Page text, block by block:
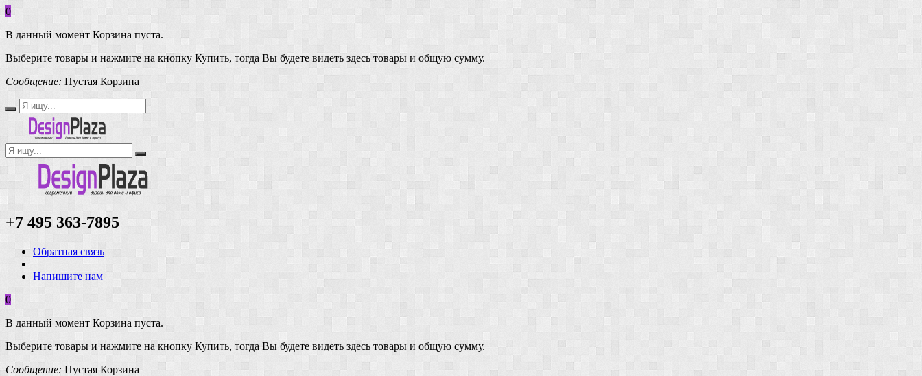
0
В данный момент Корзина пуста.
Выберите товары и нажмите на кнопку Купить, тогда Вы будете видеть здесь товары и общую сумму.
Сообщение: Пустая Корзина
+7 495 363-7895
Обратная связь
Напишите нам
0
В данный момент Корзина пуста.
Выберите товары и нажмите на кнопку Купить, тогда Вы будете видеть здесь товары и общую сумму.
Сообщение: Пустая Корзина